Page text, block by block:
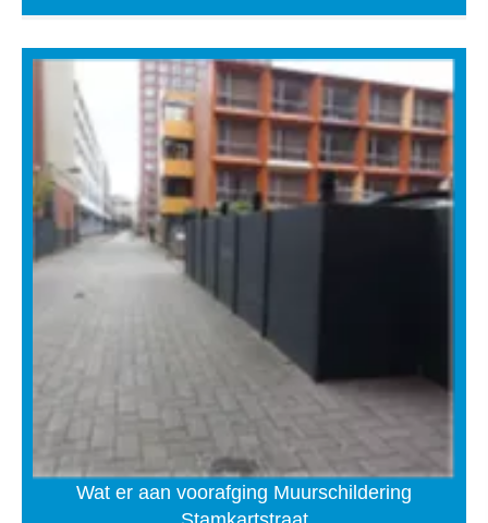
Wat er aan voorafging Muurschildering